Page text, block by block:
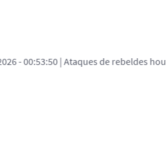
de rebeldes houthis deixam 10